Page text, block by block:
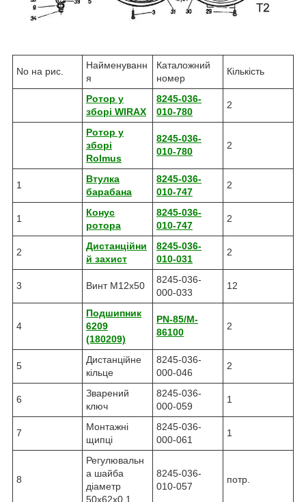
No на рис.
Найменуванн
я
Каталожний
номер
Кількість
Ротор у
зборі WIRAX
8245-036-
010-780
2
Ротор у
зборі
Rolmus
8245-036-
010-780
2
1
Втулка
барабана
8245-036-
010-747
2
1
Конус
ротора
8245-036-
010-747
2
2
Дистанційни
й захист
8245-036-
010-031
2
3 Винт M12x50
8245-036-
000-033
12
4
Подшипник
6209
(180209)
PN-85/M-
86100
2
5
Дистанційне
кільце
8245-036-
000-046
2
6
Зварений
ключ
8245-036-
000-059
1
7
Монтажні
щипці
8245-036-
000-061
1
8
Регулювальн
а шайба
діаметр
50x62x0,1
8245-036-
010-057
потр.